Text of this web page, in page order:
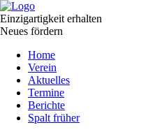
Einzigartigkeit erhalten
Neues fördern
überspringen
Home
Verein
Aktuelles
Termine
Berichte
Spalt früher